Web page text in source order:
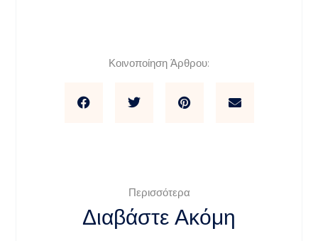
Κοινοποίηση Άρθρου:
Περισσότερα
Διαβάστε Ακόμη